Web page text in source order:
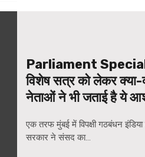
Parliament
विशेष सत्र को लेकर क्या-
नेताओं ने भी जताई है ये
एक तरफ मुंबई में विपक्षी गठबंधन
सरकार ने संसद का...